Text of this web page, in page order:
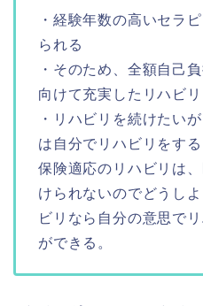
・経験年数の高いセラ
られる
・そのため、全額自己
向けて充実したリハビ
・リハビリを続けたい
は自分でリハビリをす
保険適応のリハビリは
けられないのでどうし
ビリなら自分の意思で
ができる。